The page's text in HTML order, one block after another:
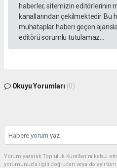
haberler, sitemizin editörlerinin
kanallarından çekilmektedir. Bu
muhataplar haberi geçen
editörü sorumlu tutulamaz...
Okuyu Yorumları (0)
Yorum yazarak Topluluk Kuralları’nı kabul
yorumunuzla ilgili doğrudan veya dolaylı